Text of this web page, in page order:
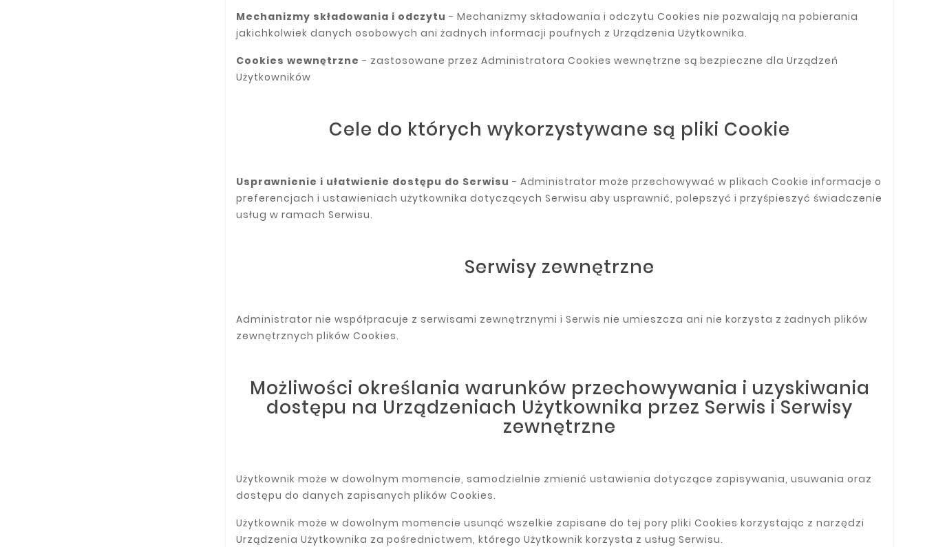
Mechanizmy składowania i odczytu - Mechanizmy składowania i odczytu Cookies nie pozwalają na pobierania
jakichkolwiek danych osobowych ani żadnych informacji poufnych z Urządzenia Użytkownika.
Cookies wewnętrzne - zastosowane przez Administratora Cookies wewnętrzne są bezpieczne dla Urządzeń
Użytkowników
Cele do których wykorzystywane są pliki Cookie
Usprawnienie i ułatwienie dostępu do Serwisu - Administrator może przechowywać w plikach Cookie informacje o
preferencjach i ustawieniach użytkownika dotyczących Serwisu aby usprawnić, polepszyć i przyśpieszyć świadczenie
usług w ramach Serwisu.
Serwisy zewnętrzne
Administrator nie współpracuje z serwisami zewnętrznymi i Serwis nie umieszcza ani nie korzysta z żadnych plików
zewnętrznych plików Cookies.
Możliwości określania warunków przechowywania i uzyskiwania
dostępu na Urządzeniach Użytkownika przez Serwis i Serwisy
zewnętrzne
Użytkownik może w dowolnym momencie, samodzielnie zmienić ustawienia dotyczące zapisywania, usuwania oraz
dostępu do danych zapisanych plików Cookies.
Użytkownik może w dowolnym momencie usunąć wszelkie zapisane do tej pory pliki Cookies korzystając z narzędzi
Urządzenia Użytkownika za pośrednictwem, którego Użytkownik korzysta z usług Serwisu.